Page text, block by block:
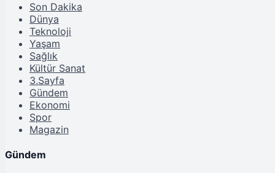
Son Dakika
Dünya
Teknoloji
Yaşam
Sağlık
Kültür Sanat
3.Sayfa
Gündem
Ekonomi
Spor
Magazin
Gündem